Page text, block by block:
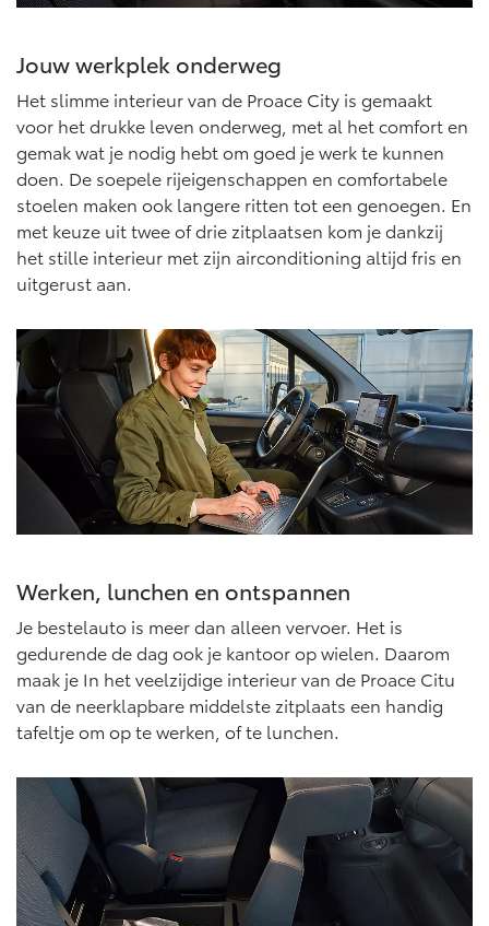
Vanaf € 76.695,- Vanaf € 27.945,-
Proace (excl. BTW)
OOK ALS BATTERIJ-
ELEKTRISCH
Vanaf € 37.500,-
Proace Verso
BATTERIJ-ELEKTRISCH
Vanaf € 55.950,-
Proace Max (excl. BTW)
OOK ALS BATTERIJ-
ELEKTRISCH
Vanaf € 46.301,-
Hilux (excl. BTW)
OOK ALS BATTERIJ-
ELEKTRISCH
Vanaf € 56.570,-
Land Cruiser (excl. BTW)
Vanaf € 89.986,-
Jouw werkplek onderweg
Het slimme interieur van de Proace City is gemaakt
voor het drukke leven onderweg, met al het comfort en
gemak wat je nodig hebt om goed je werk te kunnen
doen. De soepele rijeigenschappen en comfortabele
stoelen maken ook langere ritten tot een genoegen. En
met keuze uit twee of drie zitplaatsen kom je dankzij
het stille interieur met zijn airconditioning altijd fris en
uitgerust aan.
Werken, lunchen en ontspannen
Je bestelauto is meer dan alleen vervoer. Het is
gedurende de dag ook je kantoor op wielen. Daarom
maak je In het veelzijdige interieur van de Proace Citu
van de neerklapbare middelste zitplaats een handig
tafeltje om op te werken, of te lunchen.